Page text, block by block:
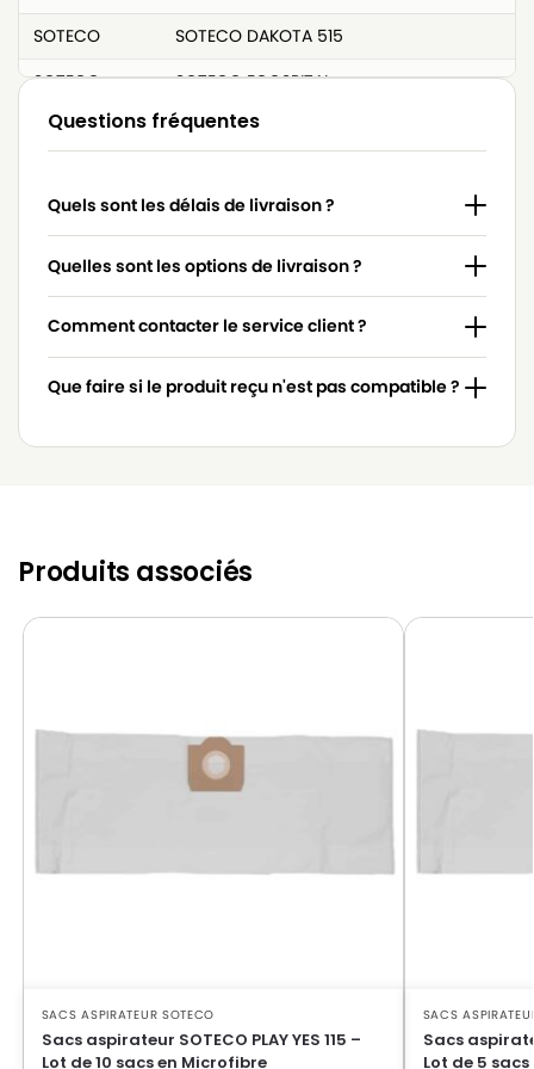
SOTECO
SOTECO DAKOTA 515
SOTECO
SOTECO ECOSPITAL
SOTECO
SOTECO EUROPA 303E
SOTECO
SOTECO EUROPA 315E
SOTECO
SOTECO EUROPA 515
SOTECO
SOTECO FREE YES 515
SOTECO
SOTECO G27 EP
SOTECO
SOTECO G28 EP
SOTECO
SOTECO GS27 EP
SOTECO
SOTECO HSN 19
SOTECO JET LINE NT 127
SOTECO
SOTECO KOALA 115HPC
Questions fréquentes
Quels sont les délais de livraison ?
Quelles sont les options de livraison ?
Comment contacter le service client ?
Que faire si le produit reçu n'est pas compatible ?
Produits associés
SACS ASPIRATEUR SOTECO
Sacs aspirateur SOTECO PLAY YES 115 –
Lot de 10 sacs en Microfibre
SACS
Sacs
Lot de 5